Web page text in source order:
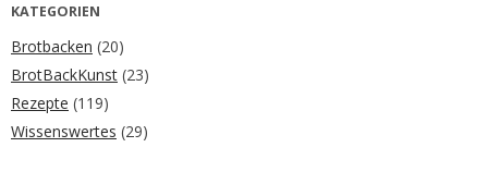
KATEGORIEN
Brotbacken (20)
BrotBackKunst (23)
Rezepte (119)
Wissenswertes (29)